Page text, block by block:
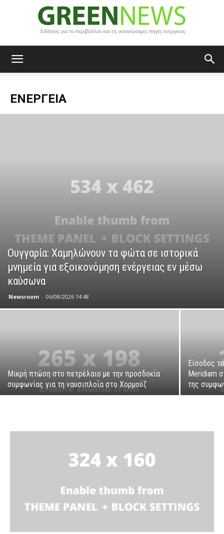
News
ΕΝΈΡΓΕΙΑ
Ουγγαρία: Χαμηλώνουν τα φώτα σε ιστορικά
μνημεία για εξοικονόμηση ενέργειας εν μέσω
καύσωνα
Newsroom - 06/08/2026 14:48
Μικρή πτώση στο πετρέλαιο με την προσδοκία
συμφωνίας για τη ναυσιπλοΐα στο Χορμούζ
Είσοδος
Meridiam
της